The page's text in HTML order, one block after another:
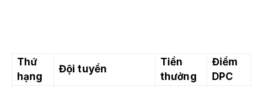
Thứ
hạng
Đội tuyển
Tiền
thưởng
Điểm
DPC